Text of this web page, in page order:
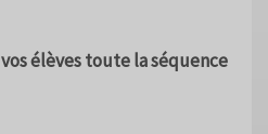
élèves toute la séquence